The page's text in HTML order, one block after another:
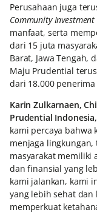
Perusahaan juga
Community Investment
manfaat, serta
dari 15 juta
Barat, Jawa Tengah,
Maju Prudential
dari 18.000
Karin Zulkarnaen,
Prudential Indonesia,
kami percaya
menjaga
masyarakat memiliki
dan finansial yang
kami jalankan, kami
yang lebih sehat dan
memperkuat